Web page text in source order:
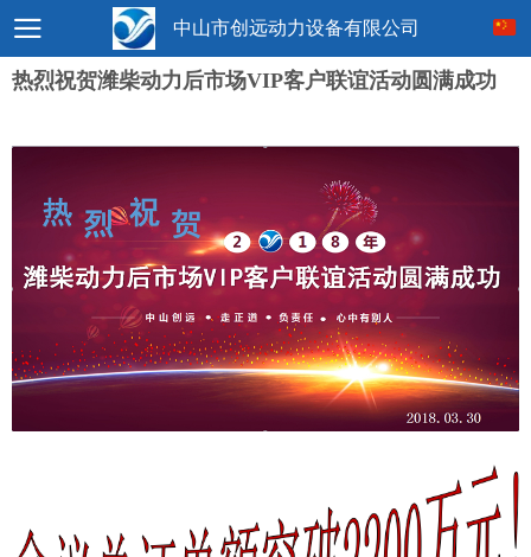
中山市创远动力设备有限公司
热烈祝贺潍柴动力后市场VIP客户联谊活动圆满成功